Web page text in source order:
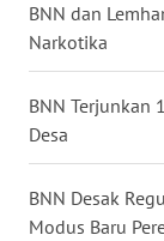
BNN dan
Narkotika
BNN Terjunkan
Desa
BNN Desak
Modus Baru
KALBAR
WN
KALTENG
WN
KALTARA